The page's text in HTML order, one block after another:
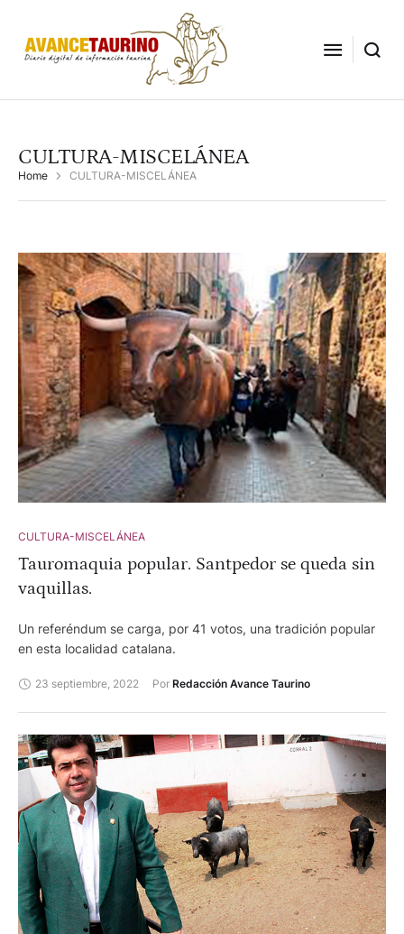
CULTURA-MISCELÁNEA
Home CULTURA-MISCELÁNEA
CULTURA-MISCELÁNEA
Tauromaquia popular. Santpedor se queda sin
vaquillas.
Un referéndum se carga, por 41 votos, una tradición popular
en esta localidad catalana.
23 septiembre, 2022 Por Redacción Avance Taurino